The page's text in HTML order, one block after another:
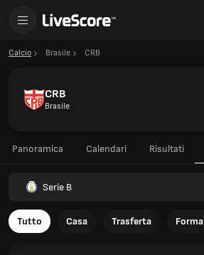
Calcio Brasile CRB
CRB
Brasile
Panoramica Calendari Risultati
Serie B
Tutto Casa Trasferta Forma